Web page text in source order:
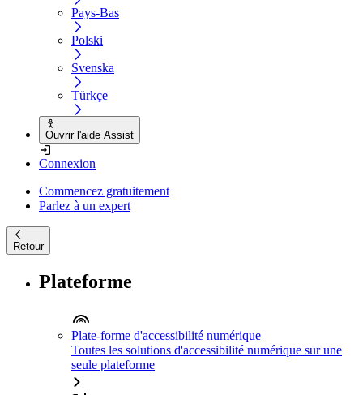
Pays-Bas
Polski
Svenska
Türkçe
Ouvrir l'aide Assist
Connexion
Commencez gratuitement
Parlez à un expert
Retour
Plateforme
Plate-forme d'accessibilité numérique
Toutes les solutions d'accessibilité numérique sur une
seule plateforme